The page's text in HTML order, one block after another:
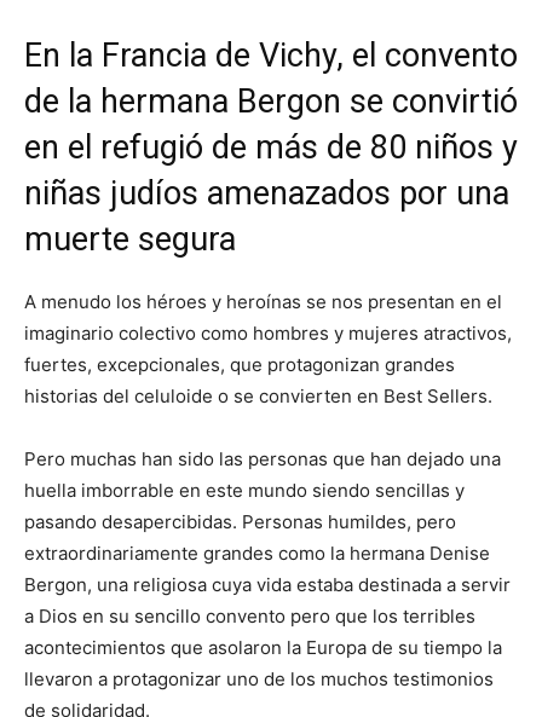
En la Francia de Vichy, el convento
de la hermana Bergon se convirtió
en el refugió de más de 80 niños y
niñas judíos amenazados por una
muerte segura
A menudo los héroes y heroínas se nos presentan en el
imaginario colectivo como hombres y mujeres atractivos,
fuertes, excepcionales, que protagonizan grandes
historias del celuloide o se convierten en Best Sellers.
Pero muchas han sido las personas que han dejado una
huella imborrable en este mundo siendo sencillas y
pasando desapercibidas. Personas humildes, pero
extraordinariamente grandes como la hermana Denise
Bergon, una religiosa cuya vida estaba destinada a servir
a Dios en su sencillo convento pero que los terribles
acontecimientos que asolaron la Europa de su tiempo la
llevaron a protagonizar uno de los muchos testimonios
de solidaridad.